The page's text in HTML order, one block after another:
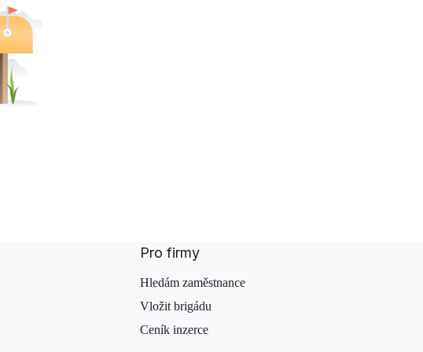
Pro firmy
Hledám zaměstnance
Vložit brigádu
Ceník inzerce